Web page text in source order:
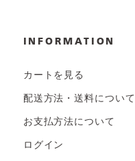
INFORMATION
カートを見る
配送方法・送料について
お支払方法について
ログイン